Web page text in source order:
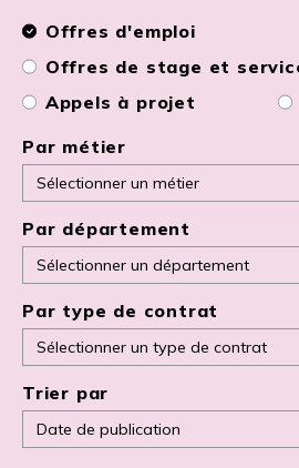
Offres d'emploi
Offres de stage et
Appels à projet
Par métier
Par département
Par type de contrat
Trier par